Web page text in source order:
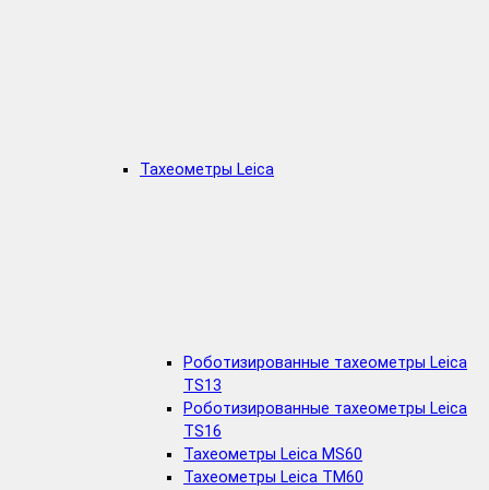
Тахеометры Leica
Роботизированные тахеометры Leica
TS13
Роботизированные тахеометры Leica
TS16
Тахеометры Leica MS60
Тахеометры Leica TM60